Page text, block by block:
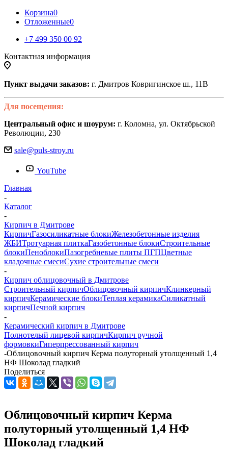
Корзина0
Отложенные0
+7 499 350 00 92
Контактная информация
Пункт выдачи заказов: г. Дмитров Ковригинское ш., 11В
Для посещения:
Центральный офис и шоурум: г. Коломна, ул. Октябрьской
Революции, 230
sale@puls-stroy.ru
YouTube
Главная
-
Каталог
-
Кирпич в Дмитрове
КирпичГазосиликатные блокиЖелезобетонные изделия
ЖБИТротуарная плиткаГазобетонные блокиСтроительные
блокиПеноблокиПазогребневые плиты ПГПЦветные
кладочные смесиСухие строительные смеси
-
Кирпич облицовочный в Дмитрове
Строительный кирпичОблицовочный кирпичКлинкерный
кирпичКерамические блокиТеплая керамикаСиликатный
кирпичПечной кирпич
-
Керамический кирпич в Дмитрове
Полнотелый лицевой кирпичКирпич ручной
формовкиГиперпрессованный кирпич
-Облицовочный кирпич Керма полуторный утолщенный 1,4
НФ Шоколад гладкий
Поделиться
Облицовочный кирпич Керма
полуторный утолщенный 1,4 НФ
Шоколад гладкий